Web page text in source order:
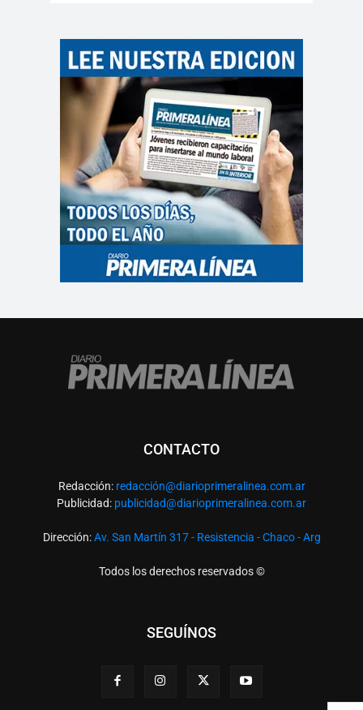
CONTACTO
Redacción: redacción@diarioprimeralinea.com.ar
Publicidad: publicidad@diarioprimeralinea.com.ar
Dirección:Av. San Martín 317 - Resistencia - Chaco - Arg
Todos los derechos reservados ©
SEGUÍNOS